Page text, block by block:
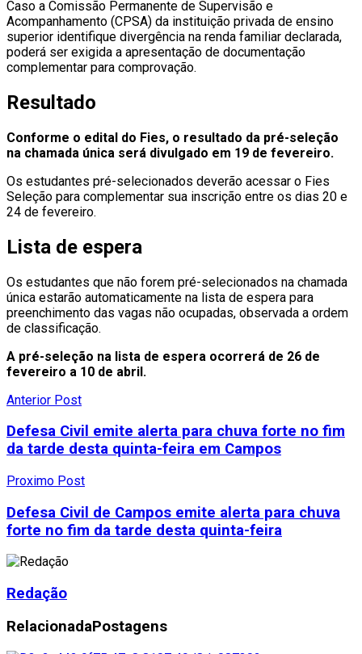
Caso a Comissão Permanente de Supervisão e
Acompanhamento (CPSA) da instituição privada de ensino
superior identifique divergência na renda familiar declarada,
poderá ser exigida a apresentação de documentação
complementar para comprovação.
Resultado
Conforme o edital do Fies, o resultado da pré-seleção
na chamada única será divulgado em 19 de fevereiro.
Os estudantes pré-selecionados deverão acessar o Fies
Seleção para complementar sua inscrição entre os dias 20 e
24 de fevereiro.
Lista de espera
Os estudantes que não forem pré-selecionados na chamada
única estarão automaticamente na lista de espera para
preenchimento das vagas não ocupadas, observada a ordem
de classificação.
A pré-seleção na lista de espera ocorrerá de 26 de
fevereiro a 10 de abril.
Anterior Post
Defesa Civil emite alerta para chuva forte no fim
da tarde desta quinta-feira em Campos
Proximo Post
Defesa Civil de Campos emite alerta para chuva
forte no fim da tarde desta quinta-feira
Redação
RelacionadaPostagens